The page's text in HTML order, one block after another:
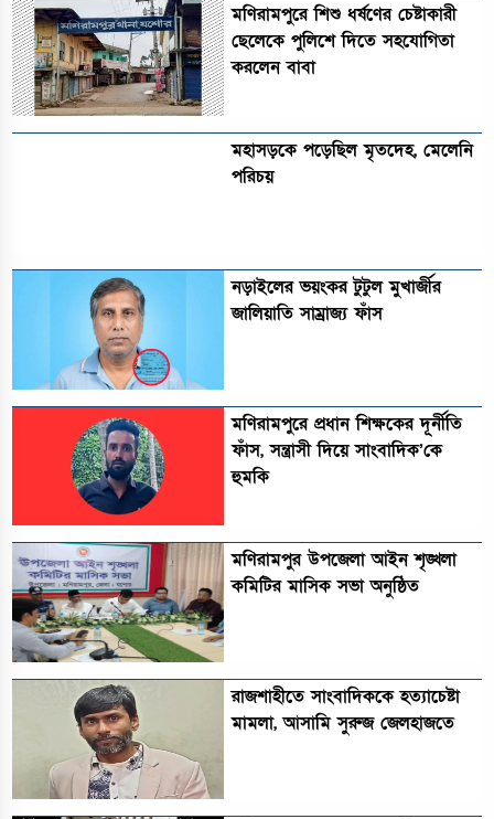
মণিরামপুরে শিশু ধর্ষণের চেষ্টাকারী
ছেলেকে পুলিশে দিতে সহযোগিতা
করলেন বাবা
মহাসড়কে পড়েছিল মৃতদেহ, মেলেনি
পরিচয়
নড়াইলের ভয়ংকর টুটুল মুখার্জীর
জালিয়াতি সাম্রাজ্য ফাঁস
মণিরামপুরে প্রধান শিক্ষকের দূর্নীতি
ফাঁস, সন্ত্রাসী দিয়ে সাংবাদিক’কে
হুমকি
মণিরামপুর উপজেলা আইন শৃঙ্খলা
কমিটির মাসিক সভা অনুষ্ঠিত‎‎
রাজশাহীতে সাংবাদিককে হত্যাচেষ্টা
মামলা, আসামি সুরুজ জেলহাজতে